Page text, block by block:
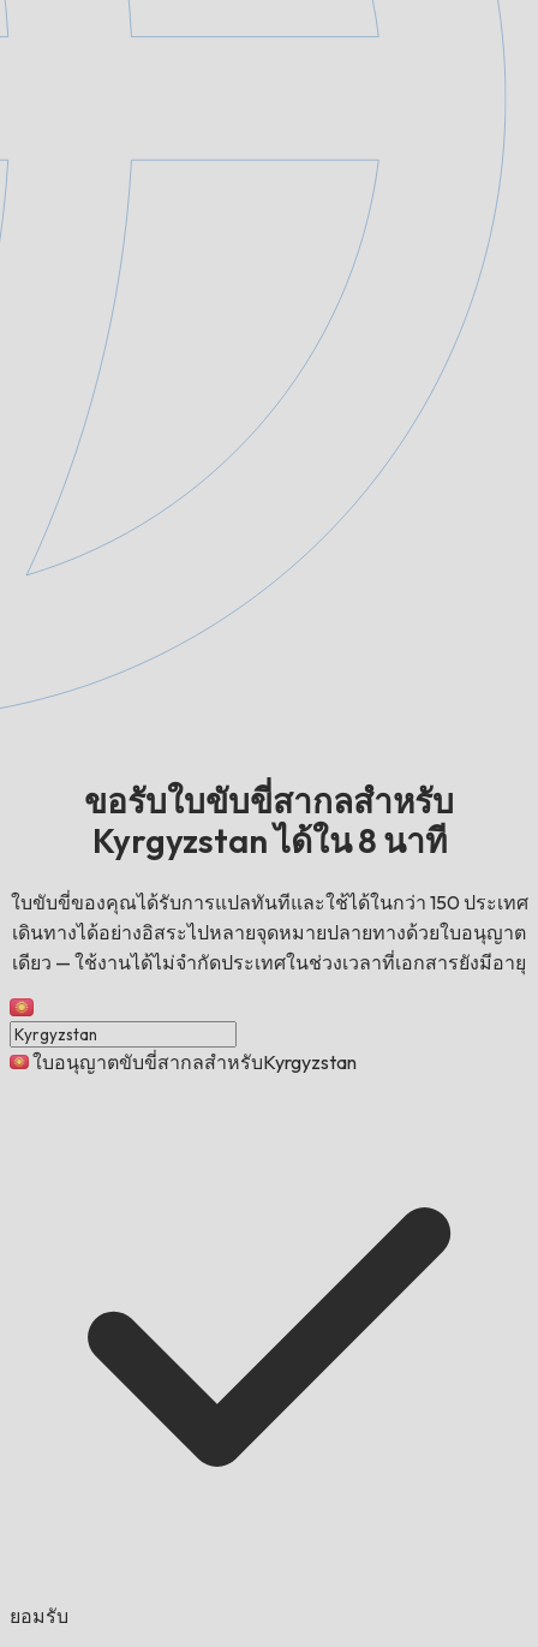
ขอรับใบขับขี่สากลสำหรับ
Kyrgyzstan ได้ใน 8 นาที
ใบขับขี่ของคุณได้รับการแปลทันทีและใช้ได้ในกว่า 150 ประเทศ
เดินทางได้อย่างอิสระไปหลายจุดหมายปลายทางด้วยใบอนุญาต
เดียว — ใช้งานได้ไม่จำกัดประเทศในช่วงเวลาที่เอกสารยังมีอายุ
ใบอนุญาตขับขี่สากลสำหรับKyrgyzstan
ยอมรับ